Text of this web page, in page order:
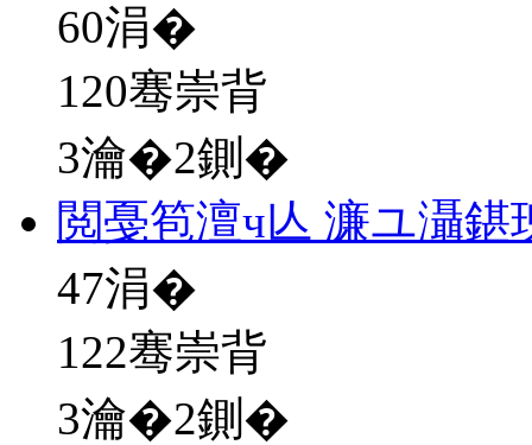
60涓�
120骞崇背
3瀹�2鍘�
閲戞笣澶ч亾 濂ユ灄鍖
47涓�
122骞崇背
3瀹�2鍘�